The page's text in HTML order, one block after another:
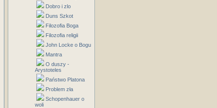
Dobro i zlo
Duns Szkot
Filozofia Boga
Filozofia religii
John Locke o Bogu
Mantra
O duszy -
Arystoteles
Państwo Platona
Problem zła
Schopenhauer o
woli